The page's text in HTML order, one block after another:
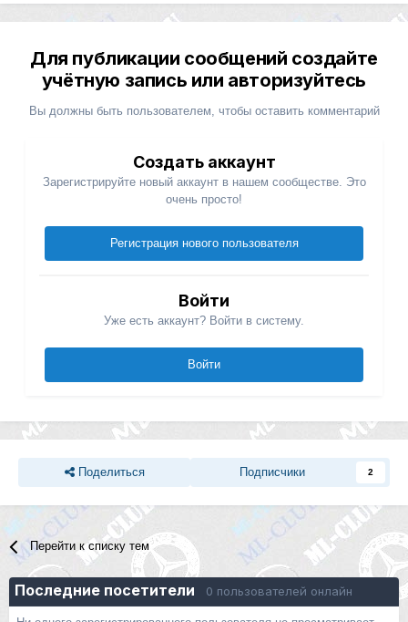
Для публикации сообщений создайте
учётную запись или авторизуйтесь
Вы должны быть пользователем, чтобы оставить комментарий
Создать аккаунт
Зарегистрируйте новый аккаунт в нашем сообществе. Это
очень просто!
Регистрация нового пользователя
Войти
Уже есть аккаунт? Войти в систему.
Войти
Поделиться Подписчики 2
Перейти к списку тем
Последние посетители 0 пользователей онлайн